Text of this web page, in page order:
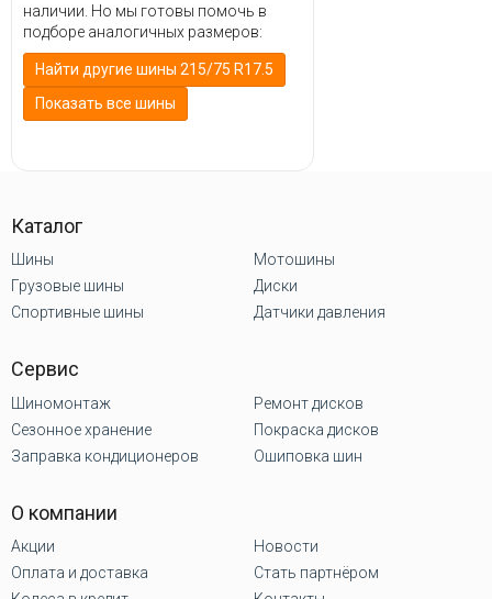
наличии. Но мы готовы помочь в
подборе аналогичных размеров:
Найти другие шины 215/75 R17.5
Показать все шины
Каталог
Шины
Грузовые шины
Спортивные шины
Мотошины
Диски
Датчики давления
Сервис
Шиномонтаж
Сезонное хранение
Заправка кондиционеров
Ремонт дисков
Покраска дисков
Ошиповка шин
О компании
Акции
Оплата и доставка
Новости
Стать партнёром